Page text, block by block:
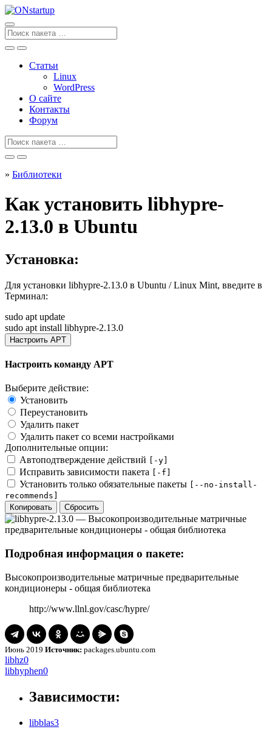
Перейти
к
содержанию
Поиск
для
Статьи
Linux
WordPress
О сайте
Контакты
Форум
Поиск
для
» Библиотеки
Как установить libhypre-
2.13.0 в Ubuntu
Установка:
Для установки libhypre-2.13.0 в Ubuntu / Linux Mint, введите в
Терминал:
sudo apt update
sudo apt install libhypre-2.13.0
Настроить APT
Настроить команду APT
Выберите действие:
Установить
Переустановить
Удалить пакет
Удалить пакет со всеми настройками
Дополнительные опции:
Автоподтверждение действий
[-y]
Исправить зависимости пакета [-f]
Установить только обязательные пакеты
[--no-install-
recommends]
Копировать
Сбросить
Подробная информация о пакете:
Высокопроизводительные матричные предварительные
кондиционеры - общая библиотека
http://www.llnl.gov/casc/hypre/
Июнь 2019 Источник: packages.ubuntu.com
Навигация
по
записям
libhz0
libhz0
libhyphen0
libhyphen0
Зависимости:
libblas3